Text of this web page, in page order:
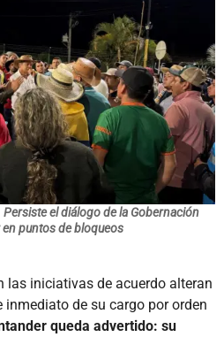
el diálogo de la Gobernación
puntos de bloqueos
las iniciativas de acuerdo alteran
de su cargo por orden
queda advertido: su